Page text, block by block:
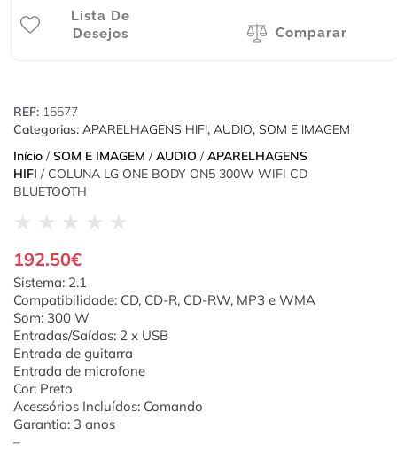
Lista De
Desejos
Comparar
REF: 15577
Categorias: APARELHAGENS HIFI, AUDIO, SOM E IMAGEM
Início / SOM E IMAGEM / AUDIO / APARELHAGENS
HIFI / COLUNA LG ONE BODY ON5 300W WIFI CD
BLUETOOTH
★ ★ ★ ★ ★
192.50€
Sistema: 2.1
Compatibilidade: CD, CD-R, CD-RW, MP3 e WMA
Som: 300 W
Entradas/Saídas: 2 x USB
Entrada de guitarra
Entrada de microfone
Cor: Preto
Acessórios Incluídos: Comando
Garantia: 3 anos
–